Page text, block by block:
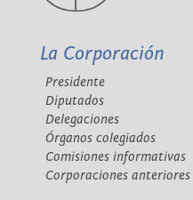
La Corporación
Presidente
Diputados
Delegaciones
Órganos colegiados
Comisiones informativas
Corporaciones anteriores